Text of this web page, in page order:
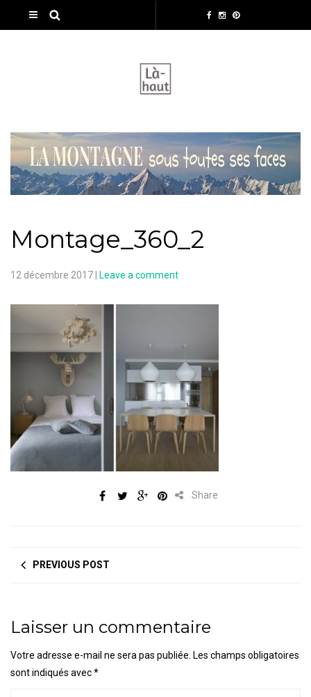
Montage_360_2
12 décembre 2017 Leave a comment
Share
PREVIOUS POST
Laisser un commentaire
Votre adresse e-mail ne sera pas publiée. Les champs obligatoires
sont indiqués avec*